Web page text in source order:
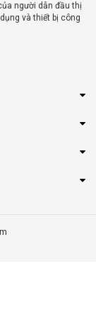
người dẫn đầu thị
và thiết bị công